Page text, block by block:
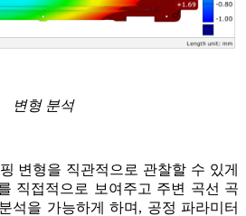
변형 분석
변형을 직관적으로 관찰할 수 있게
직접적으로 보여주고 주변 곡선 곡
석을 가능하게 하며, 공정 파라미터